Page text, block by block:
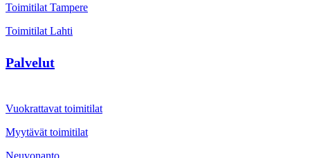
Toimitilat Tampere
Toimitilat Lahti
Palvelut
Vuokrattavat toimitilat
Myytävät toimitilat
Neuvonanto